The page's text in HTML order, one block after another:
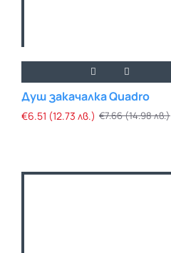
Душ закачалка Quadro
€6.51 (12.73 лв.) €7.66 (14.98 лв.)